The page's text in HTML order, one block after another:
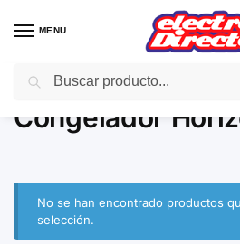
MENU
Inicio Gama blanca Congeladores
Congelador
No se han encontrado productos
selección.